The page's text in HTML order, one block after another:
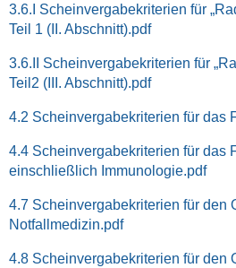
3.6.I Scheinvergabekriterien für
Teil 1 (II. Abschnitt).pdf
3.6.II Scheinvergabekriterien für
Teil2 (III. Abschnitt).pdf
4.2 Scheinvergabekriterien für das
4.4 Scheinvergabekriterien für das
einschließlich Immunologie.pdf
4.7 Scheinvergabekriterien für den
Notfallmedizin.pdf
4.8 Scheinvergabekriterien für den